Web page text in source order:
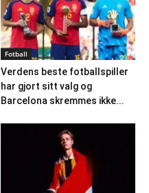
Fotball
Verdens beste fotballspiller
har gjort sitt valg og
Barcelona skremmes ikke...